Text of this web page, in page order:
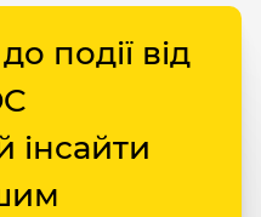
події від
інсайти